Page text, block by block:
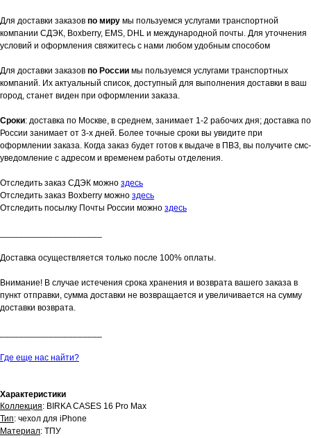
Для доставки заказов по миру мы пользуемся услугами транспортной
компании СДЭК, Boxberry, EMS, DHL и международной почты. Для уточнения
условий и оформления свяжитесь с нами любом удобным способом
Для доставки заказов по России мы пользуемся услугами транспортных
компаний. Их актуальный список, доступный для выполнения доставки в ваш
город, станет виден при оформлении заказа.
Сроки: доставка по Москве, в среднем, занимает 1-2 рабочих дня; доставка по
России занимает от 3-х дней. Более точные сроки вы увидите при
оформлении заказа. Когда заказ будет готов к выдаче в ПВЗ, вы получите смс-
уведомление с адресом и временем работы отделения.
Отследить заказ СДЭК можно здесь
Отследить заказ Boxberry можно здесь
Отследить посылку Почты России можно здесь
Доставка осуществляется только после 100% оплаты.
Внимание! В случае истечения срока хранения и возврата вашего заказа в
пункт отправки, сумма доставки не возвращается и увеличивается на сумму
доставки возврата.
Где еще нас найти?
Характеристики
Коллекция: BIRKA CASES 16 Pro Max
Тип: чехол для iPhone
Материал: ТПУ